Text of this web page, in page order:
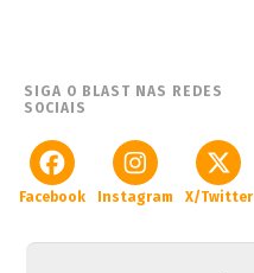
SIGA O BLAST NAS REDES
SOCIAIS
Facebook Instagram X/Twitter